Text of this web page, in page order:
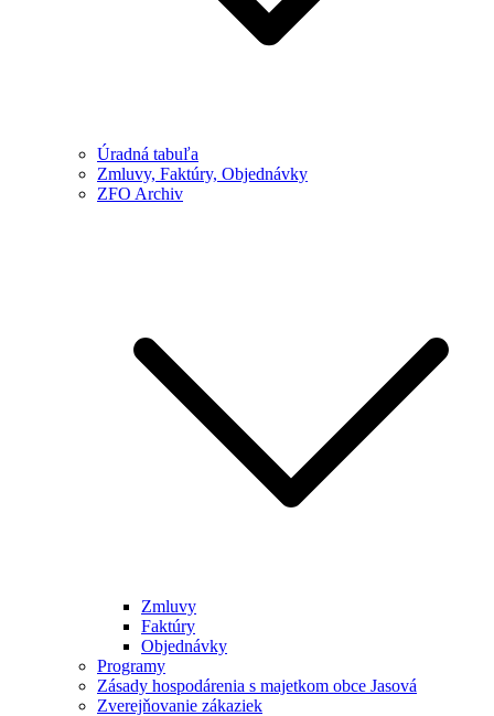
Úradná tabuľa
Zmluvy, Faktúry, Objednávky
ZFO Archiv
Zmluvy
Faktúry
Objednávky
Programy
Zásady hospodárenia s majetkom obce Jasová
Zverejňovanie zákaziek